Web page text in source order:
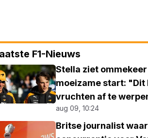
F1-Nieuws
Stella ziet
moeizame start: "Dit
vruchten af te
aug 09, 10:24
Britse journalist